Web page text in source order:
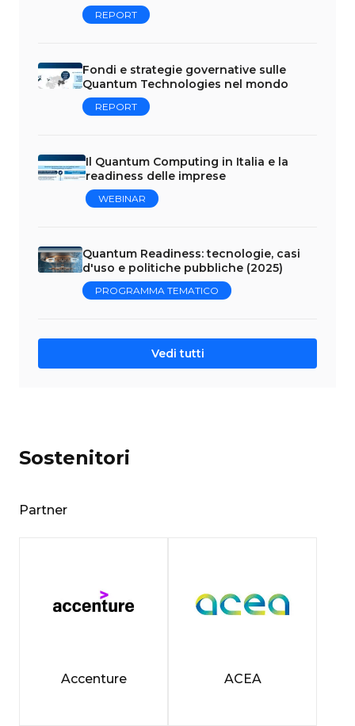
REPORT
Fondi e strategie governative sulle
Quantum Technologies nel mondo
REPORT
Il Quantum Computing in Italia e la
readiness delle imprese
WEBINAR
Quantum Readiness: tecnologie, casi
d'uso e politiche pubbliche (2025)
PROGRAMMA TEMATICO
Vedi tutti
Sostenitori
Partner
Accenture ACEA